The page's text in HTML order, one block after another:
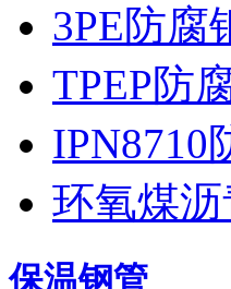
3PE防腐
TPEP防
IPN8710
环氧煤
保温钢管